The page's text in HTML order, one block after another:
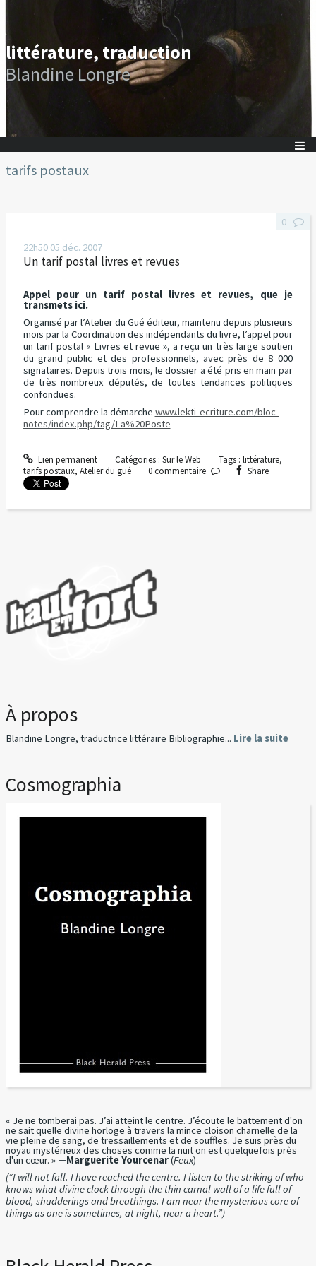
littérature, traduction
Blandine Longre
tarifs postaux
22h50 05 déc. 2007
Un tarif postal livres et revues
Appel pour un tarif postal livres et revues, que je
transmets ici.
Organisé par l’Atelier du Gué éditeur, maintenu depuis plusieurs
mois par la Coordination des indépendants du livre, l’appel pour
un tarif postal « Livres et revue », a reçu un très large soutien
du grand public et des professionnels, avec près de 8 000
signataires. Depuis trois mois, le dossier a été pris en main par
de très nombreux députés, de toutes tendances politiques
confondues.
Pour comprendre la démarche www.lekti-ecriture.com/bloc-
notes/index.php/tag/La%20Poste
Lien permanent Catégories : Sur le Web Tags : littérature,
tarifs postaux, Atelier du gué
0
0commentaire Share
À propos
Blandine Longre, traductrice littéraire Bibliographie... Lire la suite
Cosmographia
« Je ne tomberai pas. J’ai atteint le centre. J’écoute le battement d'on
ne sait quelle divine horloge à travers la mince cloison charnelle de la
vie pleine de sang, de tressaillements et de souffles. Je suis près du
noyau mystérieux des choses comme la nuit on est quelquefois près
d'un cœur. » —Marguerite Yourcenar(Feux)
(“I will not fall. I have reached the centre. I listen to the striking of who
knows what divine clock through the thin carnal wall of a life full of
blood, shudderings and breathings. I am near the mysterious core of
things as one is sometimes, at night, near a heart.”)